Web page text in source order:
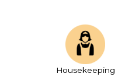
House­keeping